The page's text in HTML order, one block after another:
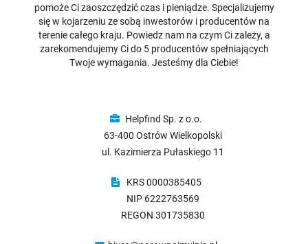
pomoże Ci zaoszczędzić czas i pieniądze. Specjalizujemy
się w kojarzeniu ze sobą inwestorów i producentów na
terenie całego kraju. Powiedz nam na czym Ci zależy, a
zarekomendujemy Ci do 5 producentów spełniających
Twoje wymagania. Jesteśmy dla Ciebie!
Helpfind Sp. z o.o.
63-400 Ostrów Wielkopolski
ul. Kazimierza Pułaskiego 11
KRS 0000385405
NIP 6222763569
REGON 301735830